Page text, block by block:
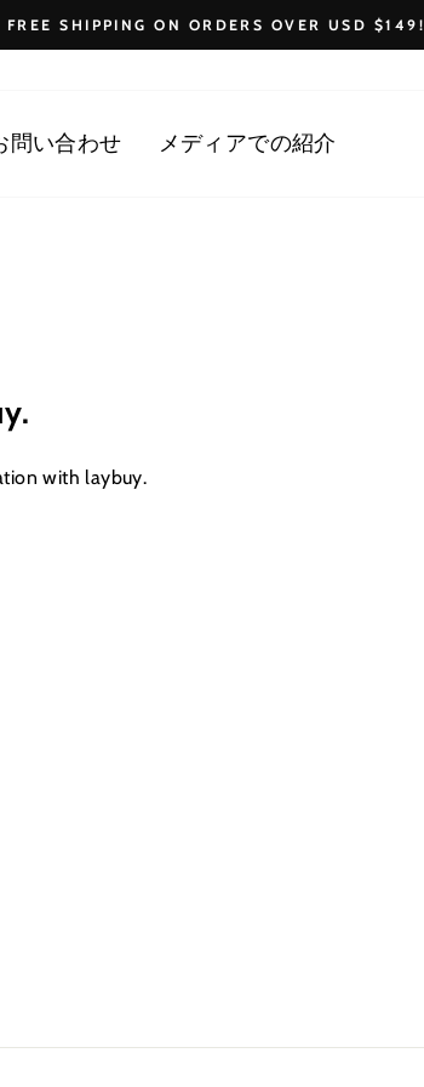
SHIPPING ON ORDERS OVER USD $149!
問い合わせ メディアでの紹介
with laybuy.